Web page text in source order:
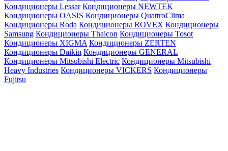
Кондиционеры Lessar Кондиционеры NEWTEK
Кондиционеры OASIS Кондиционеры QuattroClima
Кондиционеры Roda Кондиционеры ROVEX Кондиционеры
Samsung Кондиционеры Thaicon Кондиционеры Tosot
Кондиционеры XIGMA Кондиционеры ZERTEN
Кондиционеры Daikin Кондиционеры GENERAL
Кондиционеры Mitsubishi Electric Кондиционеры Mitsubishi
Heavy Industries Кондиционеры VICKERS Кондиционеры
Fujitsu